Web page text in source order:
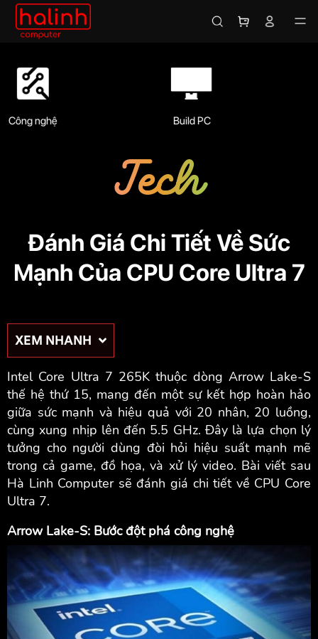
Tech
Đánh Giá Chi Tiết Về Sức
Mạnh Của CPU Core Ultra 7
XEM NHANH
Intel Core Ultra 7 265K thuộc dòng Arrow Lake-S
thế hệ thứ 15, mang đến một sự kết hợp hoàn hảo
giữa sức mạnh và hiệu quả với 20 nhân, 20 luồng,
cùng xung nhịp lên đến 5.5 GHz. Đây là lựa chọn lý
tưởng cho người dùng đòi hỏi hiệu suất mạnh mẽ
trong cả game, đồ họa, và xử lý video. Bài viết sau
Hà Linh Computer sẽ đánh giá chi tiết về CPU Core
Ultra 7.
Arrow Lake-S: Bước đột phá công nghệ